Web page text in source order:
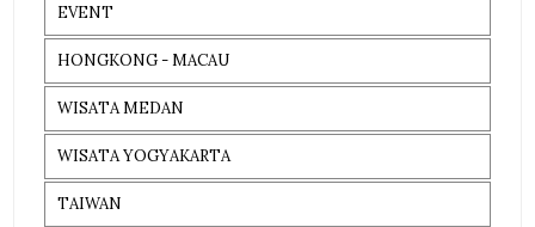
EVENT
HONGKONG - MACAU
WISATA MEDAN
WISATA YOGYAKARTA
TAIWAN